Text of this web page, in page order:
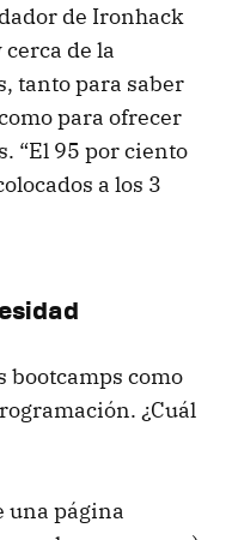
de Ironhack
de la
tanto para saber
para ofrecer
“El 95 por ciento
a los 3
bootcamps como
¿Cuál
una página